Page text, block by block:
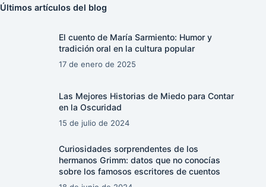
Últimos artículos del blog
El cuento de María Sarmiento: Humor y
tradición oral en la cultura popular
17 de enero de 2025
Las Mejores Historias de Miedo para Contar
en la Oscuridad
15 de julio de 2024
Curiosidades sorprendentes de los
hermanos Grimm: datos que no conocías
sobre los famosos escritores de cuentos